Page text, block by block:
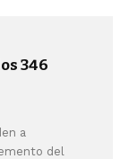
346
a
del